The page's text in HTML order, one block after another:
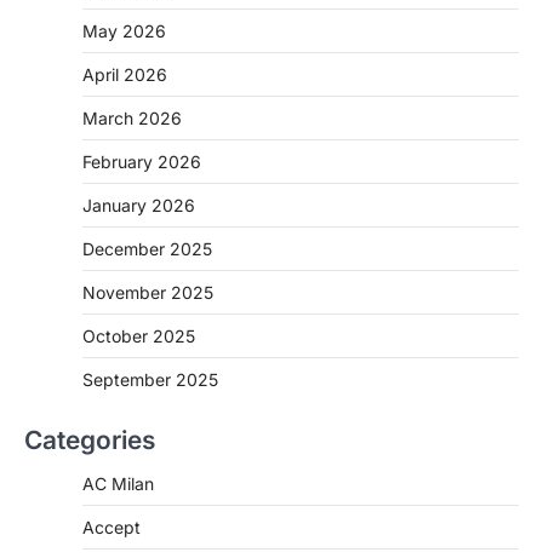
May 2026
April 2026
March 2026
February 2026
January 2026
December 2025
November 2025
October 2025
September 2025
Categories
AC Milan
Accept